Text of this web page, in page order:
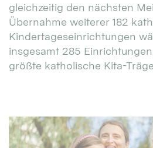
gleichzeitig den nächsten
Übernahme weiterer 182
Kindertageseinrichtungen
insgesamt 285
größte katholische Kita-